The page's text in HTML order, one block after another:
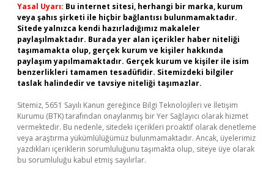
Yasal Uyarı: Bu internet sitesi, herhangi bir marka, kurum
veya şahıs şirketi ile hiçbir bağlantısı bulunmamaktadır.
Sitede yalnızca kendi hazırladığımız makaleler
paylaşılmaktadır. Burada yer alan içerikler haber niteliği
taşımamakta olup, gerçek kurum ve kişiler hakkında
paylaşım yapılmamaktadır. Gerçek kurum ve kişiler ile isim
benzerlikleri tamamen tesadüfidir. Sitemizdeki bilgiler
taslak halindedir ve tavsiye niteliği taşımazlar.
Sitemiz, 5651 Sayılı Kanun gereğince Bilgi Teknolojileri ve İletişim
Kurumu (BTK) tarafından onaylanmış bir Yer Sağlayıcı olarak hizmet
vermektedir. Bu nedenle, sitedeki içerikleri proaktif olarak denetleme
veya araştırma yükümlülüğümüz bulunmamaktadır. Ancak, üyelerimiz
yazdıkları içeriklerin sorumluluğunu taşımakta olup, siteye üye olarak
bu sorumluluğu kabul etmiş sayılırlar.